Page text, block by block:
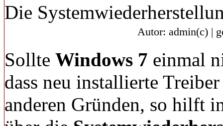
Die
Autor: admin(c) |
Sollte Windows 7 einmal
dass neu installierte
anderen Gründen, so hilft